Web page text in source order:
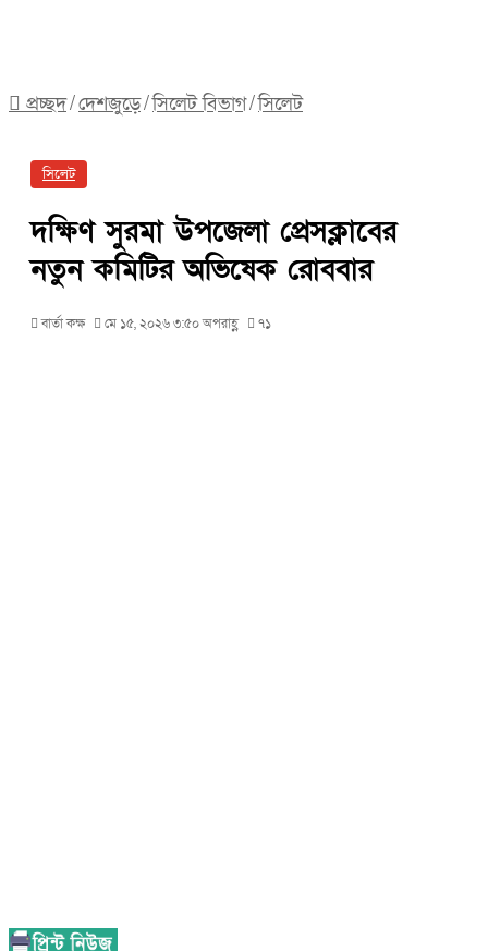
প্রচ্ছদ/দেশজুড়ে/সিলেট বিভাগ/সিলেট
সিলেট
দক্ষিণ সুরমা উপজেলা প্রেসক্লাবের
নতুন কমিটির অভিষেক রোববার
বার্তা কক্ষ মে ১৫, ২০২৬ ৩:৫০ অপরাহ্ণ ৭১